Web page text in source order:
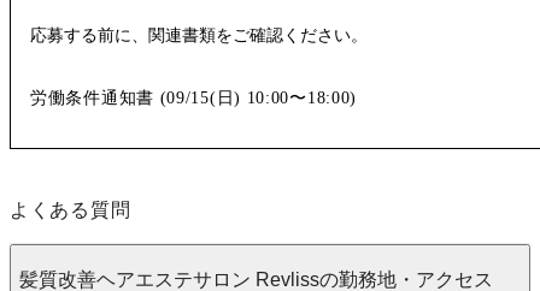
応募する前に、関連書類をご確認ください。
労働条件通知書 (09/15(日) 10:00〜18:00)
よくある質問
髪質改善ヘアエステサロン Revlissの勤務地・アクセス